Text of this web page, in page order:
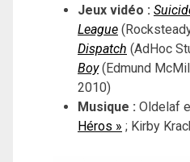
Jeux vidéo :
League
Dispatch (AdHoc
Boy(Edmund
2010)
Musique : Oldelaf
Héros » ; Kirby